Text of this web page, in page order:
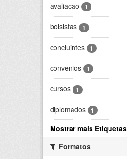
avaliacao 1
bolsistas 1
concluintes 1
convenios 1
cursos 1
diplomados 1
Mostrar mais Etiquetas
Formatos